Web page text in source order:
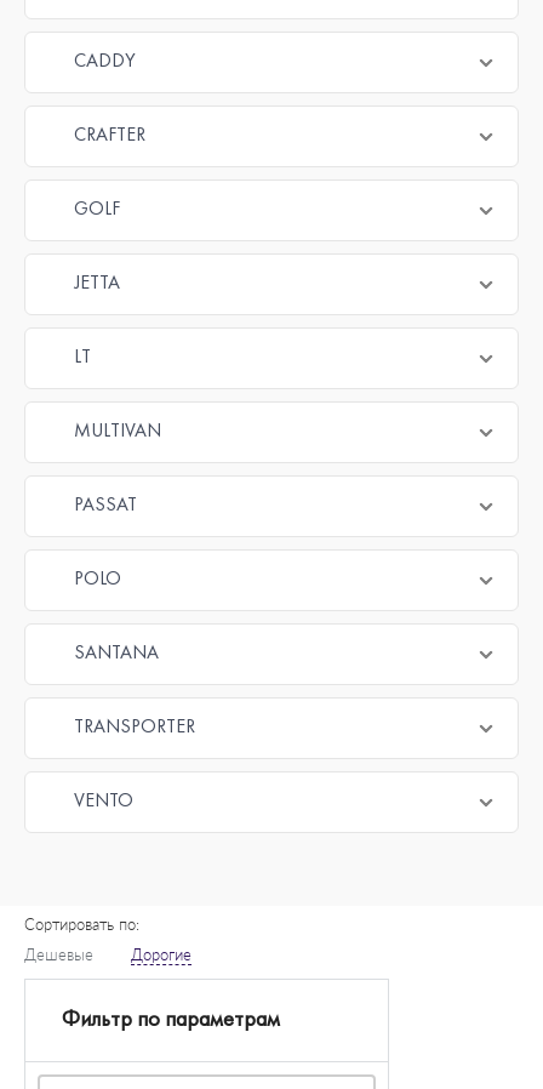
CADDY
CRAFTER
GOLF
JETTA
LT
MULTIVAN
PASSAT
POLO
SANTANA
TRANSPORTER
VENTO
Сортировать по:
Дешевые
Дорогие
Фильтр по параметрам